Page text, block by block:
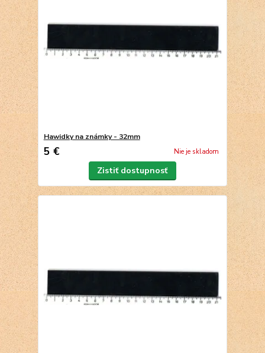
Hawidky na známky - 32mm
5 € Nie je skladom
Zistiť dostupnosť